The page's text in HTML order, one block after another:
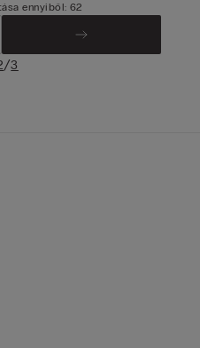
ennyiből: 62
/3